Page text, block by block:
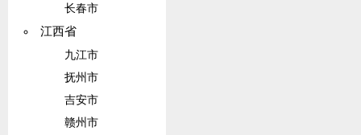
长春市
江西省
九江市
抚州市
吉安市
赣州市